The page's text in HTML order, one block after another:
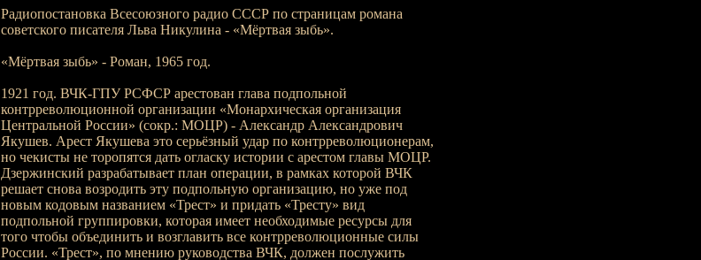
Радиопостановка Всесоюзного радио СССР по страницам романа
советского писателя Льва Никулина - «Мёртвая зыбь».
«Мёртвая зыбь» - Роман, 1965 год.
1921 год. ВЧК-ГПУ РСФСР арестован глава подпольной
контрреволюционной организации «Монархическая организация
Центральной России» (сокр.: МОЦР) - Александр Александрович
Якушев. Арест Якушева это серьёзный удар по контрреволюционерам,
но чекисты не торопятся дать огласку истории с арестом главы МОЦР.
Дзержинский разрабатывает план операции, в рамках которой ВЧК
решает снова возродить эту подпольную организацию, но уже под
новым кодовым названием «Трест» и придать «Тресту» вид
подпольной группировки, которая имеет необходимые ресурсы для
того чтобы объединить и возглавить все контрреволюционные силы
России. «Трест», по мнению руководства ВЧК, должен послужить